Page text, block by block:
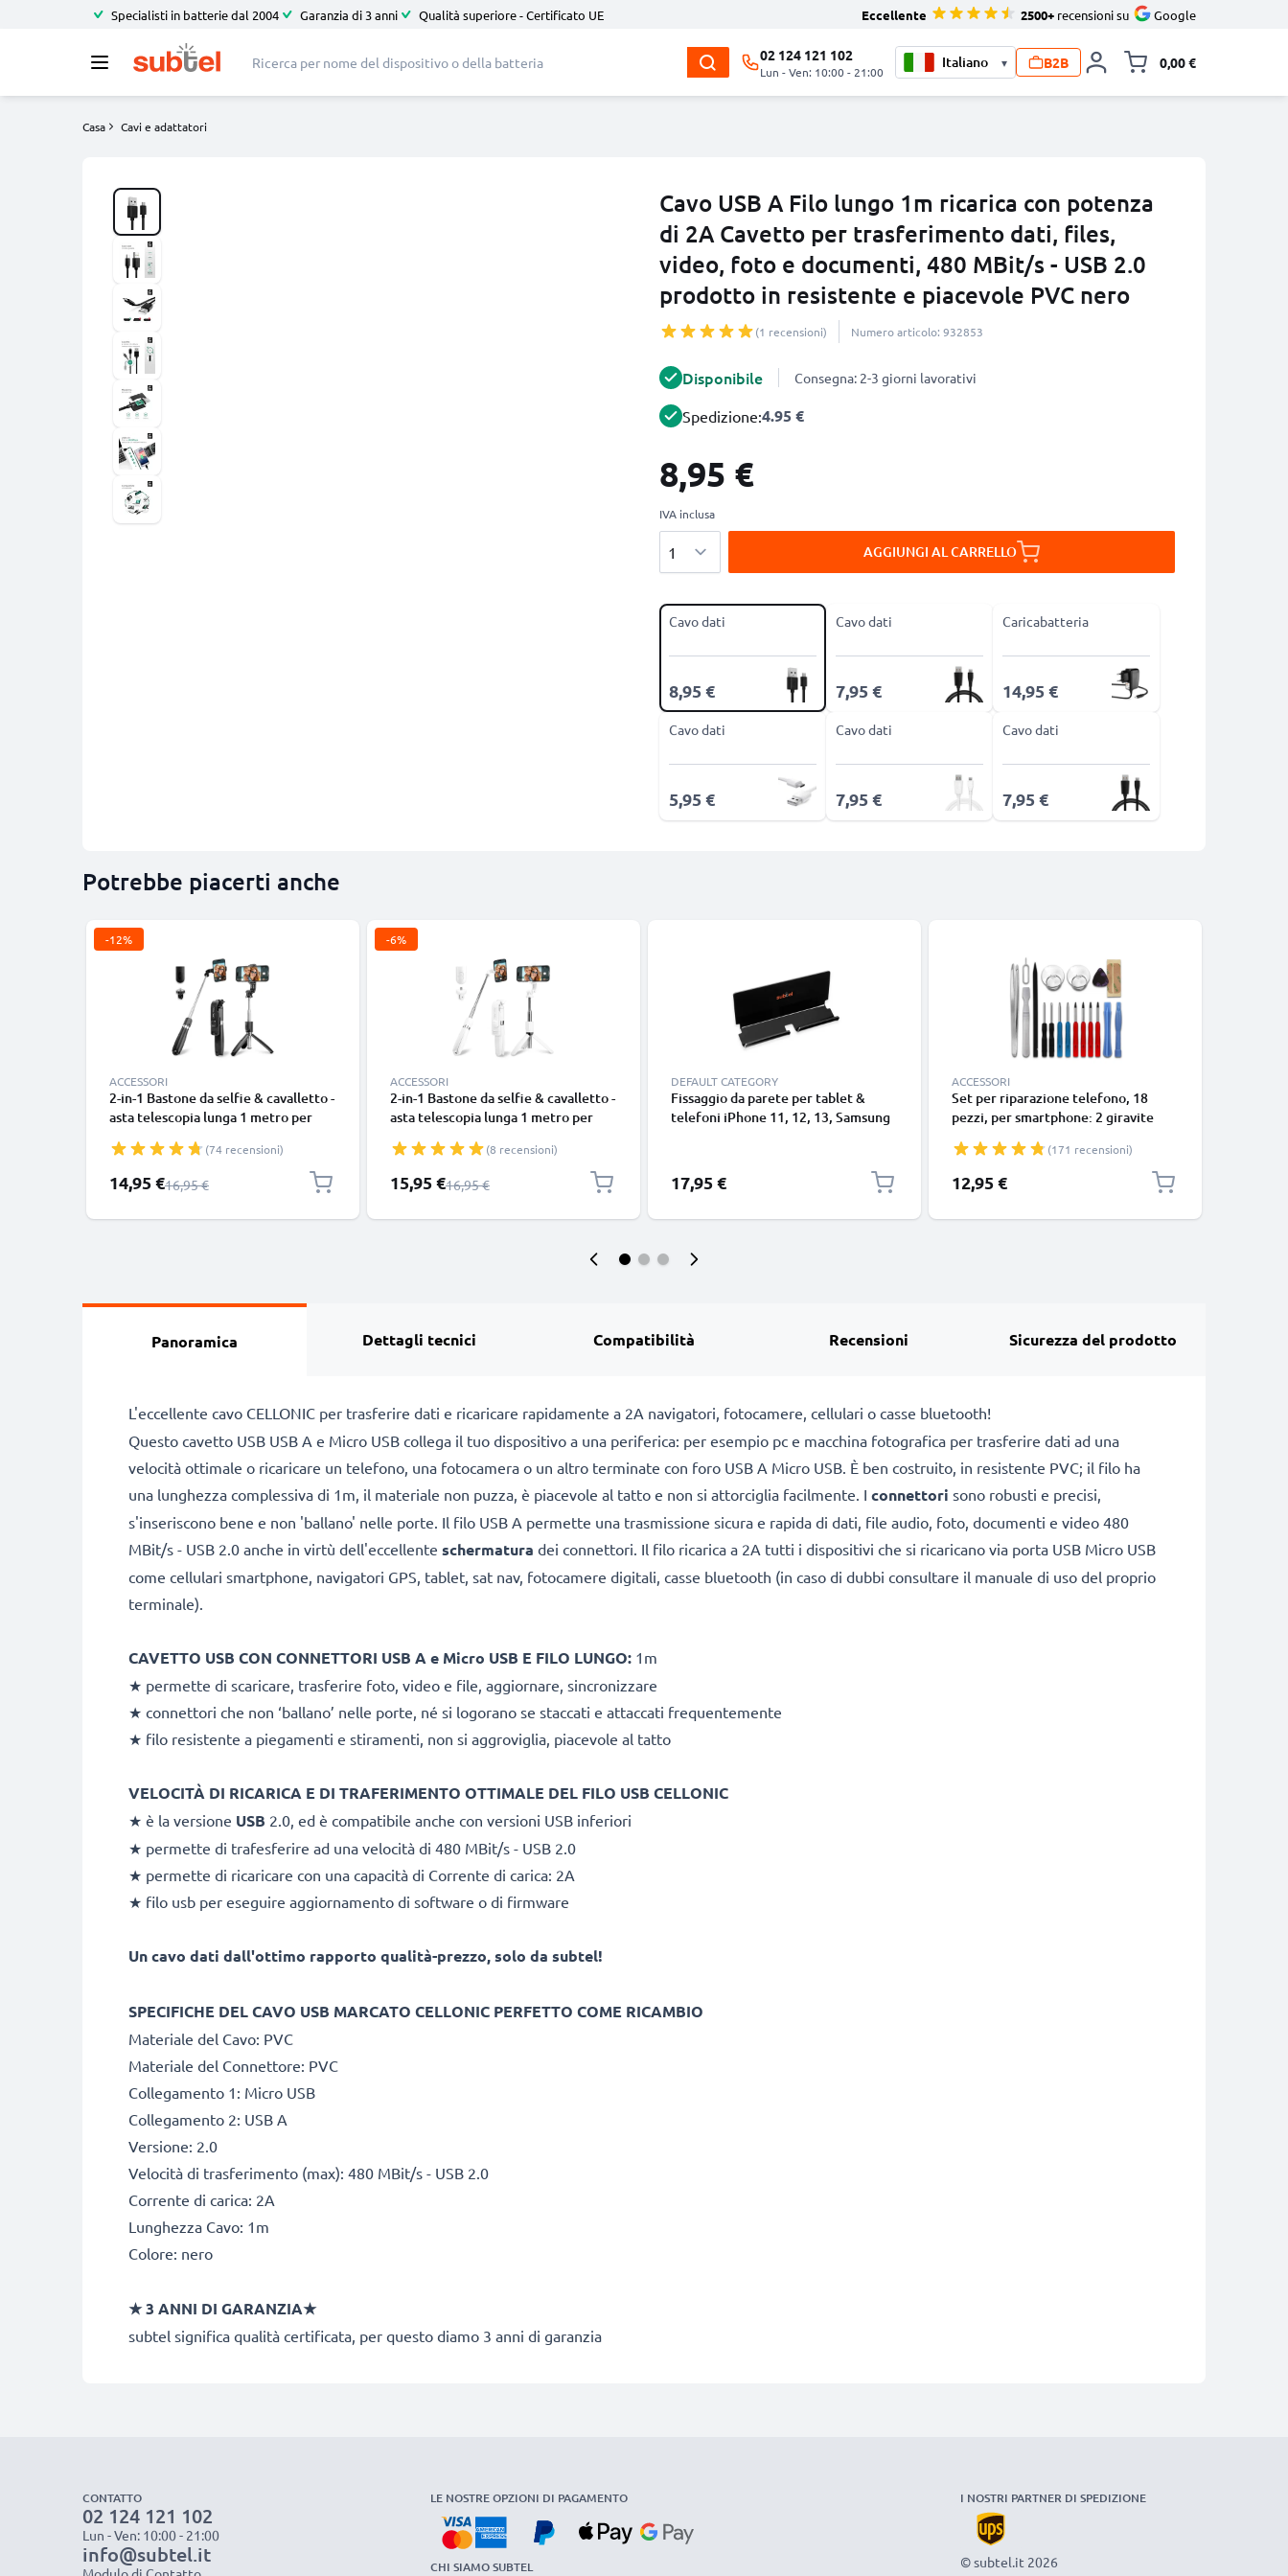
Specialisti in batterie dal 2004 Garanzia di 3 anni Qualità superiore - Certificato UE Eccellente 2500+ recensioni su Google
02 124 121 102
Lun - Ven: 10:00 - 21:00
▾ B2B 0,00 €
Casa Cavi e adattatori
Cavo USB A Filo lungo 1m ricarica con potenza
di 2A Cavetto per trasferimento dati, files,
video, foto e documenti, 480 MBit/s - USB 2.0
prodotto in resistente e piacevole PVC nero
(1 recensioni) Numero articolo: 932853
Disponibile Consegna: 2-3 giorni lavorativi
Spedizione:4.95 €
8,95 €
IVA inclusa
AGGIUNGI AL CARRELLO
Cavo dati
8,95 €
Cavo dati
7,95 €
Caricabatteria
14,95 €
Cavo dati
5,95 €
Cavo dati
7,95 €
Cavo dati
7,95 €
Potrebbe piacerti anche
-12%
ACCESSORI
2-in-1 Bastone da selfie & cavalletto -
asta telescopia lunga 1 metro per
con telecomando bluetooth per
cellulari smartphone e fotocamere -
Compatibile con iPhone Gopro
(74 recensioni)
Prezzo speciale
14,95 €Prezzo normale
16,95 €
-6%
ACCESSORI
2-in-1 Bastone da selfie & cavalletto -
asta telescopia lunga 1 metro per
con telecomando bluetooth per
cellulari smartphone e fotocamere -
Compatibile con iPhone Gopro
(8 recensioni)
Prezzo speciale
15,95 €Prezzo normale
16,95 €
DEFAULT CATEGORY
Fissaggio da parete per tablet &
telefoni iPhone 11, 12, 13, Samsung
biadesivo senza usare il trapano
17,95 €
ACCESSORI
Set per riparazione telefono, 18
pezzi, per smartphone: 2 giravite
pinzette, levetta e tanto altro ancora
| kit per smontare smartphone
(171 recensioni)
12,95 €
Panoramica Dettagli tecnici Compatibilità Recensioni Sicurezza del prodotto
L'eccellente cavo CELLONIC per trasferire dati e ricaricare rapidamente a 2A navigatori, fotocamere, cellulari o casse bluetooth!
Questo cavetto USB USB A e Micro USB collega il tuo dispositivo a una periferica: per esempio pc e macchina fotografica per trasferire dati ad una
velocità ottimale o ricaricare un telefono, una fotocamera o un altro terminate con foro USB A Micro USB. È ben costruito, in resistente PVC; il filo ha
una lunghezza complessiva di 1m, il materiale non puzza, è piacevole al tatto e non si attorciglia facilmente. I connettori sono robusti e precisi,
s'inseriscono bene e non 'ballano' nelle porte. Il filo USB A permette una trasmissione sicura e rapida di dati, file audio, foto, documenti e video 480
MBit/s - USB 2.0 anche in virtù dell'eccellente schermatura dei connettori. Il filo ricarica a 2A tutti i dispositivi che si ricaricano via porta USB Micro USB
come cellulari smartphone, navigatori GPS, tablet, sat nav, fotocamere digitali, casse bluetooth (in caso di dubbi consultare il manuale di uso del proprio
terminale).
CAVETTO USB CON CONNETTORI USB A e Micro USB E FILO LUNGO: 1m
★ permette di scaricare, trasferire foto, video e file, aggiornare, sincronizzare
★ connettori che non ‘ballano’ nelle porte, né si logorano se staccati e attaccati frequentemente
★ filo resistente a piegamenti e stiramenti, non si aggroviglia, piacevole al tatto
VELOCITÀ DI RICARICA E DI TRAFERIMENTO OTTIMALE DEL FILO USB CELLONIC
★ è la versione USB 2.0, ed è compatibile anche con versioni USB inferiori
★ permette di trafesferire ad una velocità di 480 MBit/s - USB 2.0
★ permette di ricaricare con una capacità di Corrente di carica: 2A
★ filo usb per eseguire aggiornamento di software o di firmware
Un cavo dati dall'ottimo rapporto qualità-prezzo, solo da subtel!
SPECIFICHE DEL CAVO USB MARCATO CELLONIC PERFETTO COME RICAMBIO
Materiale del Cavo: PVC
Materiale del Connettore: PVC
Collegamento 1: Micro USB
Collegamento 2: USB A
Versione: 2.0
Velocità di trasferimento (max): 480 MBit/s - USB 2.0
Corrente di carica: 2A
Lunghezza Cavo: 1m
Colore: nero
★ 3 ANNI DI GARANZIA★
subtel significa qualità certificata, per questo diamo 3 anni di garanzia
CONTATTO
02 124 121 102
Lun - Ven: 10:00 - 21:00
info@subtel.it
LE NOSTRE OPZIONI DI PAGAMENTO
CHI SIAMO SUBTEL
I NOSTRI PARTNER DI SPEDIZIONE
© subtel.it 2026